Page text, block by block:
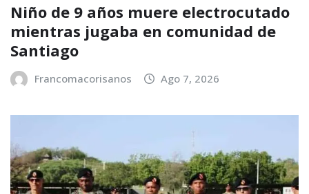
Niño de 9 años muere electrocutado
mientras jugaba en comunidad de
Santiago
Francomacorisanos Ago 7, 2026